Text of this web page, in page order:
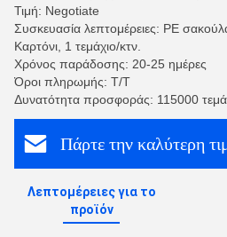
Τιμή: Negotiate
Συσκευασία λεπτομέρειες: PE
Καρτόνι, 1 τεμάχιο/κτν.
Χρόνος παράδοσης: 20-25 ημέρες
Όροι πληρωμής: Τ/Τ
Δυνατότητα προσφοράς: 115000
Πάρτε την καλύτερη
Λεπτομέρειες για το
προϊόν